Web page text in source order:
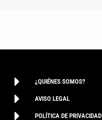
¿QUIÉNES SOMOS?
AVISO LEGAL
POLÍTICA DE PRIVACIDAD